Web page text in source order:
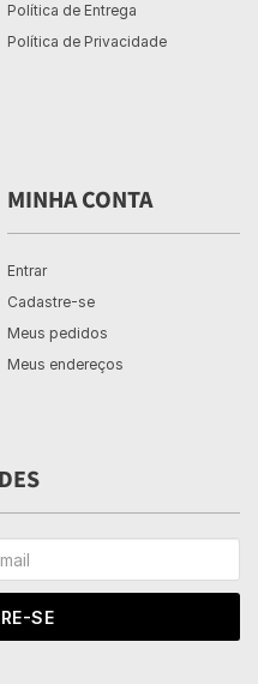
Política de Entrega
Política de Privacidade
MINHA CONTA
Entrar
Cadastre-se
Meus pedidos
Meus endereços
SE